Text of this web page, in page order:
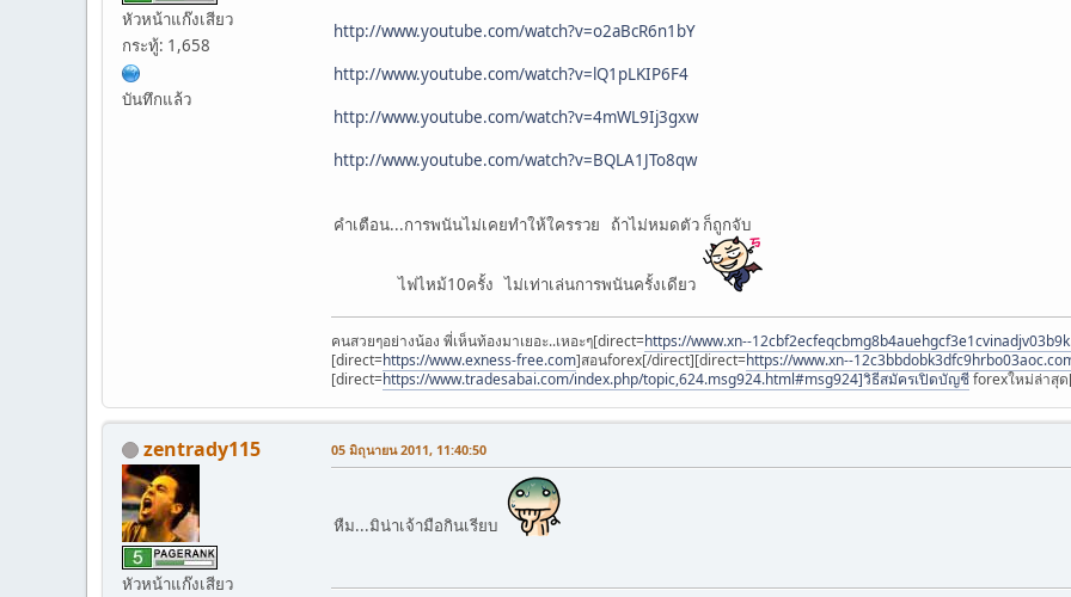
หัวหน้าแก๊งเสียว
กระทู้: 1,658
บันทึกแล้ว
http://www.youtube.com/watch?v=o2aBcR6n1bY
http://www.youtube.com/watch?v=lQ1pLKIP6F4
http://www.youtube.com/watch?v=4mWL9Ij3gxw
http://www.youtube.com/watch?v=BQLA1JTo8qw
คำเตือน...การพนันไม่เคยทำให้ใครรวย ถ้าไม่หมดตัว ก็ถูกจับ
ไฟไหม้10ครั้ง ไม่เท่าเล่นการพนันครั้งเดียว
คนสวยๆอย่างน้อง พี่เห็นท้องมาเยอะ..เหอะๆ[direct=https://www.xn--
[direct=https://www.exness-free.com]สอนforex[/direct][direct=https://www.xn--
[direct=https://www.tradesabai.com/index.php/topic,624.msg924.html#msg924]วิธีสมัครเปิดบัญชีforexใหม่ล่าสุ
zentrady115
หัวหน้าแก๊งเสียว
05 มิถุนายน 2011, 11:40:50
หืม...มิน่าเจ้ามือกินเรียบ